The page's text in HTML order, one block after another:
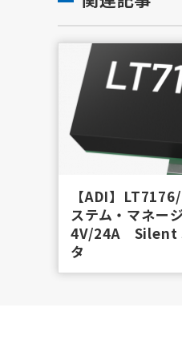
【ADI】
ステム・マネー
4V/24A Silent
タ